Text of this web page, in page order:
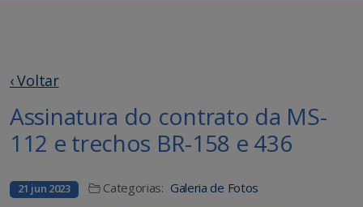
‹ Voltar
Assinatura do contrato da MS-
112 e trechos BR-158 e 436
21 jun 2023 Categorias: Galeria de Fotos